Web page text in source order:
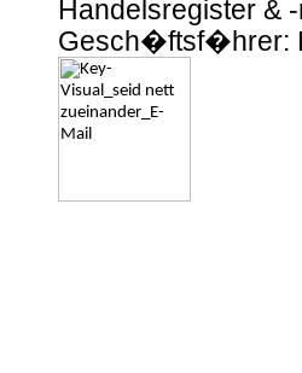
Handelsregister &
Gesch�ftsf�hrer: